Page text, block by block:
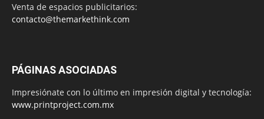
Venta de espacios publicitarios:
contacto@themarkethink.com
PÁGINAS ASOCIADAS
Impresiónate con lo último en impresión digital y tecnología:
www.printproject.com.mx